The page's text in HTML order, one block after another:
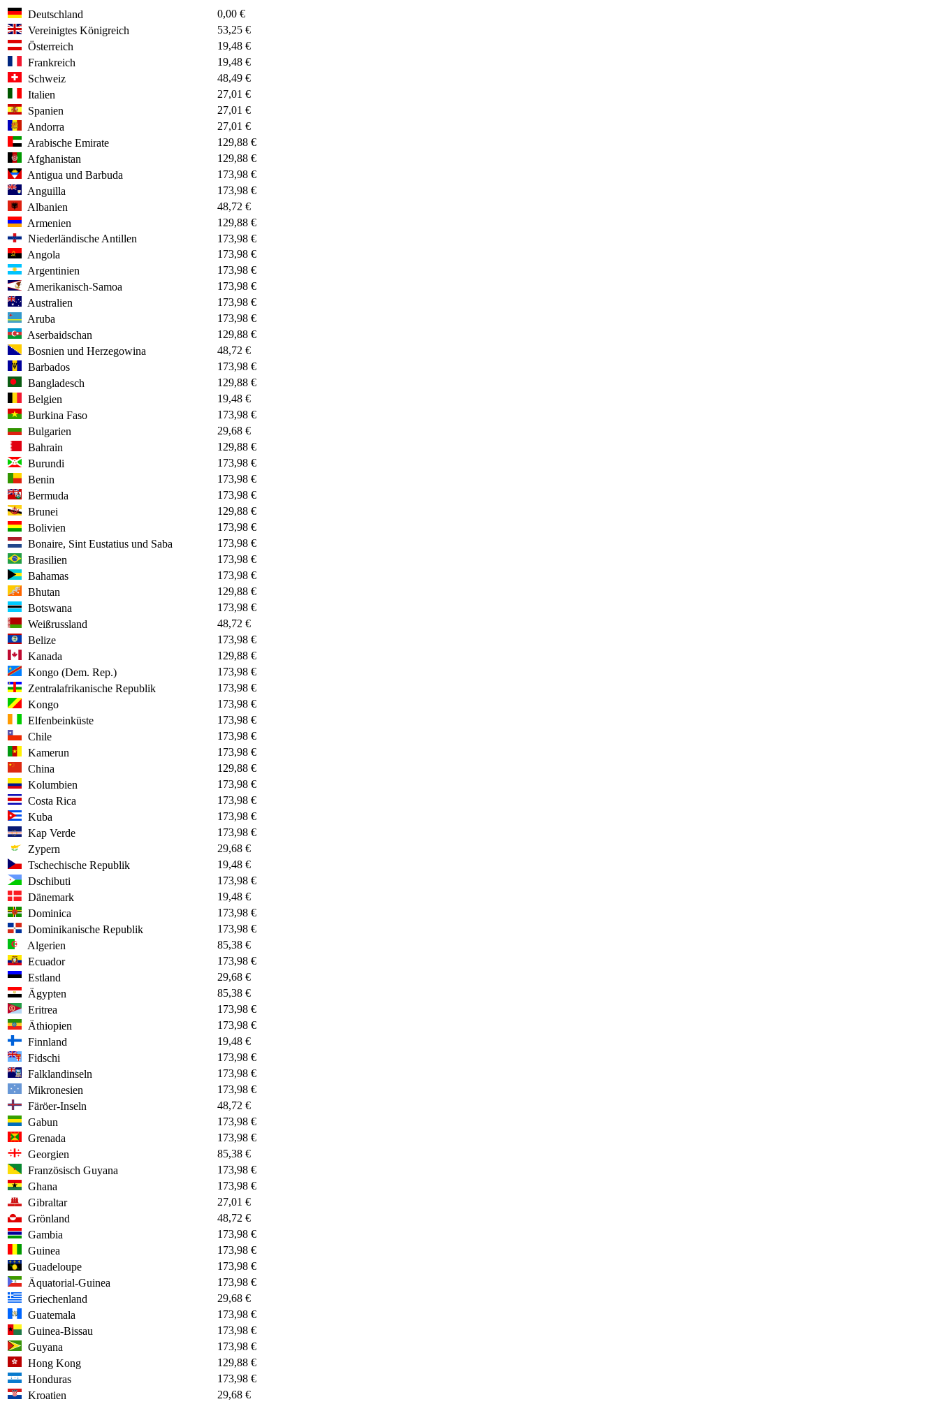
Deutschland
0,00 €
Vereinigtes Königreich
53,25 €
Österreich
19,48 €
Frankreich
19,48 €
Schweiz
48,49 €
Italien
27,01 €
Spanien
27,01 €
Andorra
27,01 €
Arabische Emirate
129,88 €
Afghanistan
129,88 €
Antigua und Barbuda
173,98 €
Anguilla
173,98 €
Albanien
48,72 €
Armenien
129,88 €
Niederländische Antillen
173,98 €
Angola
173,98 €
Argentinien
173,98 €
Amerikanisch-Samoa
173,98 €
Australien
173,98 €
Aruba
173,98 €
Aserbaidschan
129,88 €
Bosnien und Herzegowina
48,72 €
Barbados
173,98 €
Bangladesch
129,88 €
Belgien
19,48 €
Burkina Faso
173,98 €
Bulgarien
29,68 €
Bahrain
129,88 €
Burundi
173,98 €
Benin
173,98 €
Bermuda
173,98 €
Brunei
129,88 €
Bolivien
173,98 €
Bonaire, Sint Eustatius und Saba
173,98 €
Brasilien
173,98 €
Bahamas
173,98 €
Bhutan
129,88 €
Botswana
173,98 €
Weißrussland
48,72 €
Belize
173,98 €
Kanada
129,88 €
Kongo (Dem. Rep.)
173,98 €
Zentralafrikanische Republik
173,98 €
Kongo
173,98 €
Elfenbeinküste
173,98 €
Chile
173,98 €
Kamerun
173,98 €
China
129,88 €
Kolumbien
173,98 €
Costa Rica
173,98 €
Kuba
173,98 €
Kap Verde
173,98 €
Zypern
29,68 €
Tschechische Republik
19,48 €
Dschibuti
173,98 €
Dänemark
19,48 €
Dominica
173,98 €
Dominikanische Republik
173,98 €
Algerien
85,38 €
Ecuador
173,98 €
Estland
29,68 €
Ägypten
85,38 €
Eritrea
173,98 €
Äthiopien
173,98 €
Finnland
19,48 €
Fidschi
173,98 €
Falklandinseln
173,98 €
Mikronesien
173,98 €
Färöer-Inseln
48,72 €
Gabun
173,98 €
Grenada
173,98 €
Georgien
85,38 €
Französisch Guyana
173,98 €
Ghana
173,98 €
Gibraltar
27,01 €
Grönland
48,72 €
Gambia
173,98 €
Guinea
173,98 €
Guadeloupe
173,98 €
Äquatorial-Guinea
173,98 €
Griechenland
29,68 €
Guatemala
173,98 €
Guinea-Bissau
173,98 €
Guyana
173,98 €
Hong Kong
129,88 €
Honduras
173,98 €
Kroatien
29,68 €